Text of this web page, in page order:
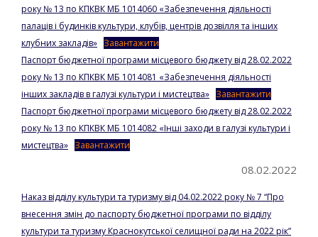
року № 13 по КПКВК МБ 1014060 «Забезпечення діяльності
палаців і будинків культури, клубів, центрів дозвілля та інших
клубних закладів» Завантажити
Паспорт бюджетної програми місцевого бюджету від 28.02.2022
року № 13 по КПКВК МБ 1014081 «Забезпечення діяльності
інших закладів в галузі культури і мистецтва» Завантажити
Паспорт бюджетної програми місцевого бюджету від 28.02.2022
року № 13 по КПКВК МБ 1014082 «Інші заходи в галузі культури і
мистецтва» Завантажити
08.02.2022
Наказ відділу культури та туризму від 04.02.2022 року № 7 “Про
внесення змін до паспорту бюджетної програми по відділу
культури та туризму Краснокутської селищної ради на 2022 рік”